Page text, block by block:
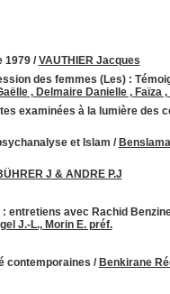
1979/VAUTHIER Jacques
des femmes (Les) :
, Delmaire Danielle , Faïza
examinées à la lumière des
et Islam /
J & ANDRE P.J
entretiens avec Rachid
J.-L., Morin E. préf.
contemporaines / Benkirane